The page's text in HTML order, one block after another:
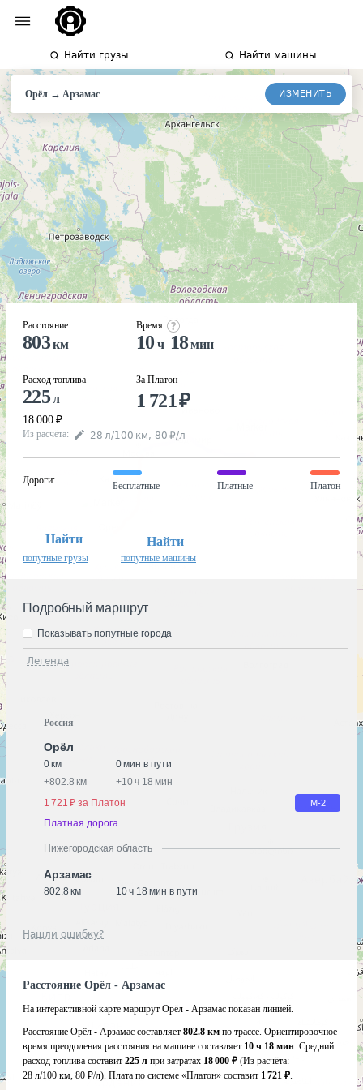
Найти грузы Найти машины
Орёл→Арзамас ИЗМЕНИТЬ
Расстояние
803км
Расход топлива
225л
18 000 ₽
Время
10 ч 18мин
За Платон
1 721₽
Из расчёта: 28 л/100 км, 80 ₽/л
Дороги:
Бесплатные Платные Платон
Найти
попутные грузы
Найти
попутные машины
Подробный маршрут
Легенда
Показывать попутные города
Россия
Орёл
0 км
0 мин в пути
+802.8 км +10 ч 18 мин
1 721 ₽ за Платон
М-2
Платная дорога
Нижегородская область
Арзамас
802.8 км 10 ч 18 мин в пути
Нашли ошибку?
Расстояние Орёл - Арзамас
На интерактивной карте маршрут Орёл - Арзамас показан линией.
Расстояние Орёл - Арзамас составляет 802.8 км по трассе. Ориентировочное
время преодоления расстояния на машине составляет 10 ч 18 мин. Средний
расход топлива составит 225 л при затратах 18 000 ₽ (Из расчёта:
28 л/100 км, 80 ₽/л). Плата по системе «Платон» составит 1 721 ₽.